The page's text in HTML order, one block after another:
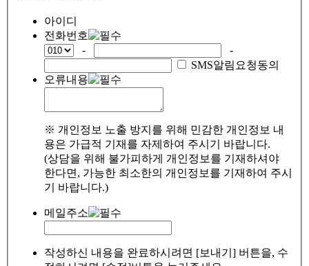
아이디
전화번호
-
-
SMS알림요청동의
오류내용
※ 개인정보 노출 방지를 위해 민감한 개인정보 내
용은 가급적 기재를 자제하여 주시기 바랍니다.
(상담을 위해 불가피하게 개인정보를 기재하셔야
한다면, 가능한 최소한의 개인정보를 기재하여 주시
기 바랍니다.)
메일주소
작성하신 내용을 완료하시려면 [보내기] 버튼을, 수